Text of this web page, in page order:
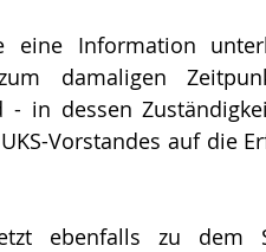
eine Information
damaligen
- in dessen
Vorstandes auf die
ebenfalls zu dem